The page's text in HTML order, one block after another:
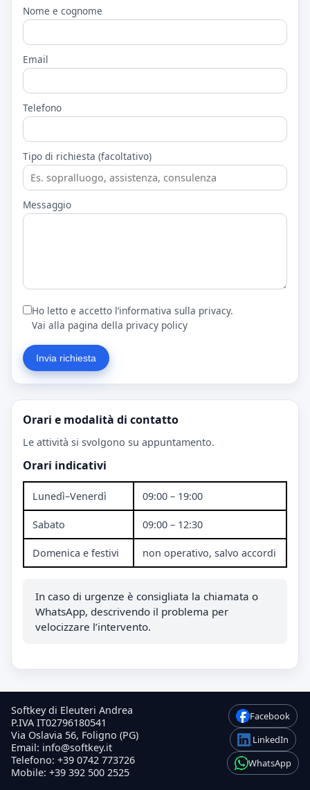
Nome e cognome
Email
Telefono
Tipo di richiesta (facoltativo)
Messaggio
Ho letto e accetto l’informativa sulla privacy.
Vai alla pagina della privacy policy
Invia richiesta
Orari e modalità di contatto
Le attività si svolgono su appuntamento.
Orari indicativi
Lunedì–Venerdì 09:00 – 19:00
Sabato 09:00 – 12:30
Domenica e festivi non operativo, salvo accordi
In caso di urgenze è consigliata la chiamata o
WhatsApp, descrivendo il problema per
velocizzare l’intervento.
Softkey di Eleuteri Andrea
P.IVA IT02796180541
Via Oslavia 56, Foligno (PG)
Email: info@softkey.it
Telefono: +39 0742 773726
Mobile: +39 392 500 2525
Facebook
LinkedIn
WhatsApp